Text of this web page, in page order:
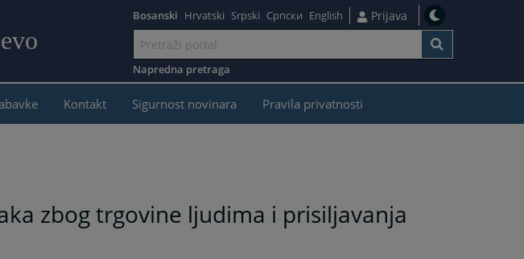
sadržaj
Bosanski Hrvatski Srpski Српски English Prijava
Napredna pretraga
Kontakt Sigurnost novinara Pravila privatnosti
zbog trgovine ljudima i prisiljavanja